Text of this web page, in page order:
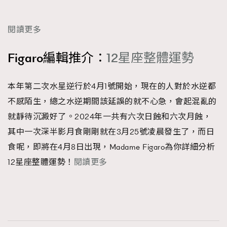
閱讀更多
Figaro編輯推介： 12星座整體運勢
本年第二次水星逆行於4月1號開始，現在的人對於水逆都
不感陌生，總之水逆期間該延誤的就不心急，會起混亂的
就靜待沉澱好了。2024年一共有六次日蝕和六次月蝕，
其中一次深半影月食剛剛就在3月25號凌晨發生了，而日
食呢，即將在4月8日出現，Madame Figaro為你詳細分析
12星座整體運勢！ 閱讀更多